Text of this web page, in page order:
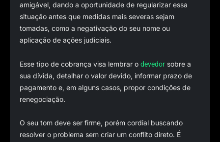
amigável, dando a oportunidade de regularizar essa
situação antes que medidas mais severas sejam
tomadas, como a negativação do seu nome ou
aplicação de ações judiciais.
Esse tipo de cobrança visa lembrar o devedor sobre a
sua dívida, detalhar o valor devido, informar prazo de
pagamento e, em alguns casos, propor condições de
renegociação.
O seu tom deve ser firme, porém cordial buscando
resolver o problema sem criar um conflito direto. É